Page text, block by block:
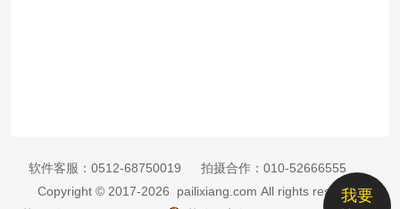
我要
软件客服： 0512-68750019 拍摄合作： 010-52666555
Copyright © 2017-2026 pailixiang.com All rights reserved